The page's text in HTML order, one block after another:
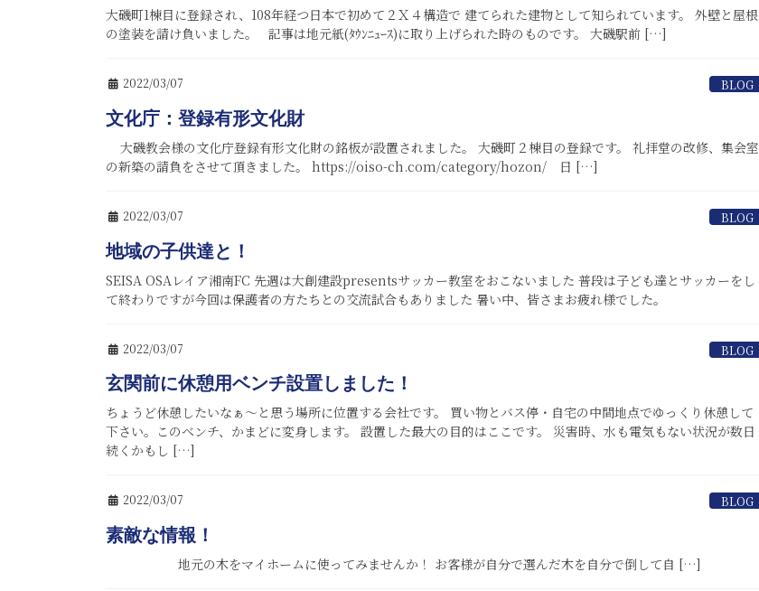
大磯町1棟目に登録され、108年経つ日本で初めて２Ｘ４構造で 建てられた建物として知られています。 外壁と屋根
の塗装を請け負いました。 記事は地元紙(ﾀｳﾝﾆｭｰｽ)に取り上げられた時のものです。 大磯駅前 […]
2022/03/07 BLOG
文化庁：登録有形文化財
大磯教会様の文化庁登録有形文化財の銘板が設置されました。 大磯町２棟目の登録です。 礼拝堂の改修、集会室
の新築の請負をさせて頂きました。 https://oiso-ch.com/category/hozon/ 日 […]
2022/03/07 BLOG
地域の子供達と！
SEISA OSAレイア湘南FC 先週は大創建設presentsサッカー教室をおこないました 普段は子ども達とサッカーをし
て終わりですが今回は保護者の方たちとの交流試合もありました 暑い中、皆さまお疲れ様でした。
2022/03/07 BLOG
玄関前に休憩用ベンチ設置しました！
ちょうど休憩したいなぁ～と思う場所に位置する会社です。 買い物とバス停・自宅の中間地点でゆっくり休憩して
下さい。このベンチ、かまどに変身します。 設置した最大の目的はここです。 災害時、水も電気もない状況が数日
続くかもし […]
2022/03/07 BLOG
素敵な情報！
地元の木をマイホームに使ってみませんか！ お客様が自分で選んだ木を自分で倒して自 […]